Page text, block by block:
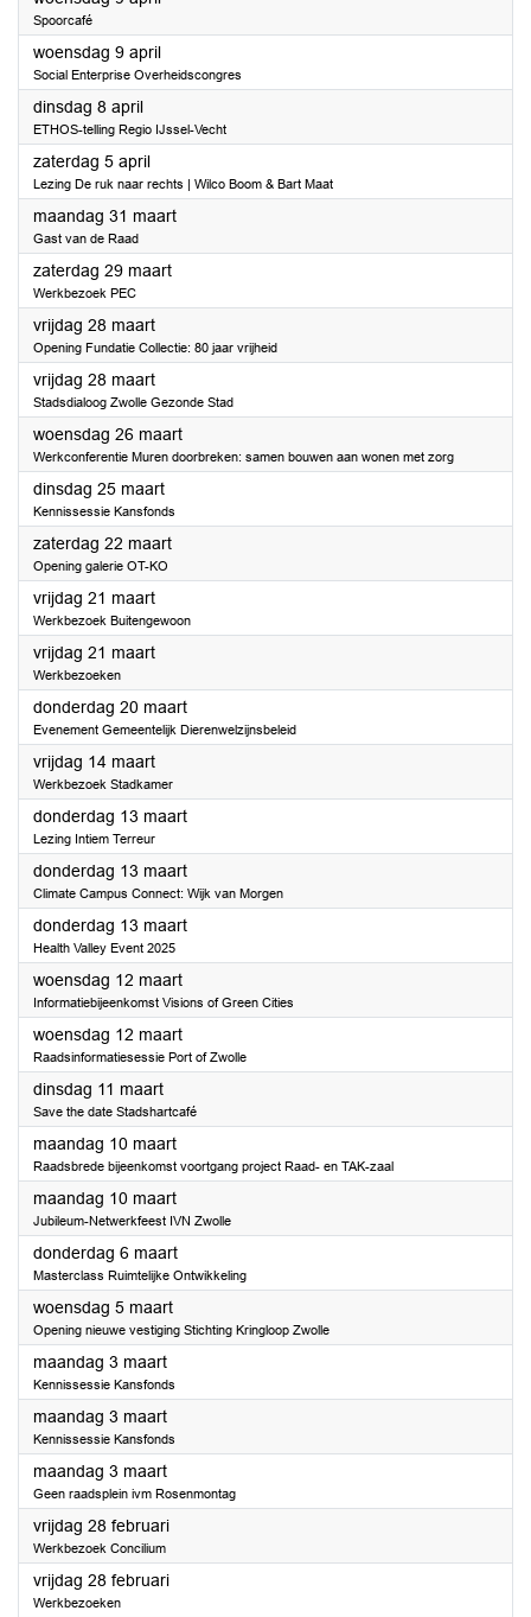
Spoorcafé
woensdag 9 april2025
Social Enterprise Overheidscongres
dinsdag 8 april2025
ETHOS-telling Regio IJssel-Vecht
zaterdag 5 april2025
Lezing De ruk naar rechts | Wilco Boom & Bart Maat
maandag 31 maart2025
Gast van de Raad
zaterdag 29 maart2025
Werkbezoek PEC
vrijdag 28 maart2025
Opening Fundatie Collectie: 80 jaar vrijheid
vrijdag 28 maart2025
Stadsdialoog Zwolle Gezonde Stad
woensdag 26 maart2025
Werkconferentie Muren doorbreken: samen bouwen aan wonen met zorg
dinsdag 25 maart2025
Kennissessie Kansfonds
zaterdag 22 maart2025
Opening galerie OT-KO
vrijdag 21 maart2025
Werkbezoek Buitengewoon
vrijdag 21 maart2025
Werkbezoeken
donderdag 20 maart2025
Evenement Gemeentelijk Dierenwelzijnsbeleid
vrijdag 14 maart2025
Werkbezoek Stadkamer
donderdag 13 maart2025
Lezing Intiem Terreur
donderdag 13 maart2025
Climate Campus Connect: Wijk van Morgen
donderdag 13 maart2025
Health Valley Event 2025
woensdag 12 maart2025
Informatiebijeenkomst Visions of Green Cities
woensdag 12 maart2025
Raadsinformatiesessie Port of Zwolle
dinsdag 11 maart2025
Save the date Stadshartcafé
maandag 10 maart2025
Raadsbrede bijeenkomst voortgang project Raad- en TAK-zaal
maandag 10 maart2025
Jubileum-Netwerkfeest IVN Zwolle
donderdag 6 maart2025
Masterclass Ruimtelijke Ontwikkeling
woensdag 5 maart2025
Opening nieuwe vestiging Stichting Kringloop Zwolle
maandag 3 maart2025
Kennissessie Kansfonds
maandag 3 maart2025
Kennissessie Kansfonds
maandag 3 maart2025
Geen raadsplein ivm Rosenmontag
vrijdag 28 februari2025
Werkbezoek Concilium
vrijdag 28 februari2025
Werkbezoeken